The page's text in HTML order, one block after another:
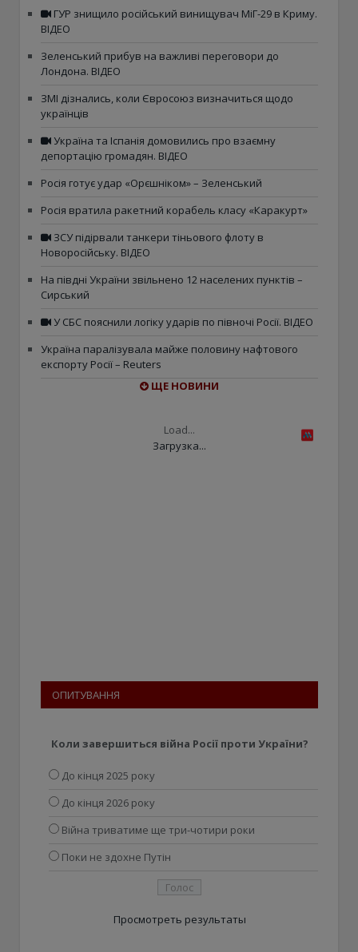
ГУР знищило російський винищувач МіГ-29 в Криму.
ВІДЕО
Зеленський прибув на важливі переговори до
Лондона. ВІДЕО
ЗМІ дізнались, коли Євросоюз визначиться щодо
українців
Україна та Іспанія домовились про взаємну
депортацію громадян. ВІДЕО
Росія готує удар «Орєшніком» – Зеленський
Росія вратила ракетний корабель класу «Каракурт»
ЗСУ підірвали танкери тіньового флоту в
Новоросійську. ВІДЕО
На півдні України звільнено 12 населених пунктів –
Сирський
У СБС пояснили логіку ударів по півночі Росії. ВІДЕО
Україна паралізувала майже половину нафтового
експорту Росії – Reuters
ЩЕ НОВИНИ
Load...
Загрузка...
ОПИТУВАННЯ
Коли завершиться війна Росії проти України?
До кінця 2025 року
До кінця 2026 року
Війна триватиме ще три-чотири роки
Поки не здохне Путін
Просмотреть результаты